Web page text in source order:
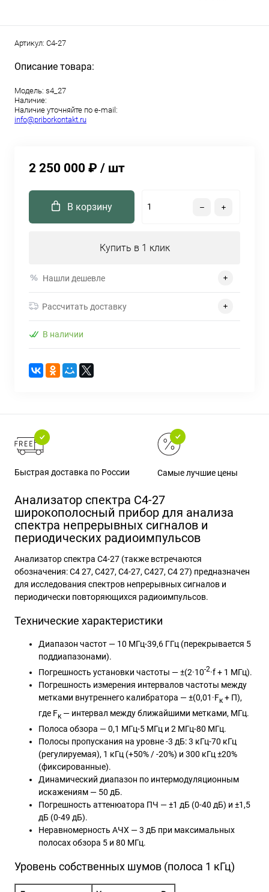
Артикул: С4-27
Описание товара:
Модель: s4_27
Наличие:
Наличие уточняйте по e-mail:
info@priborkontakt.ru
2 250 000 ₽ / шт
В корзину
Купить в 1 клик
Нашли дешевле
Рассчитать доставку
В наличии
Быстрая доставка по России Самые лучшие цены
Анализатор спектра С4-27
широкополосный прибор для анализа
спектра непрерывных сигналов и
периодических радиоимпульсов
Анализатор спектра С4-27 (также встречаются
обозначения: С4 27, С427, C4-27, C427, C4 27) предназначен
для исследования спектров непрерывных сигналов и
периодически повторяющихся радиоимпульсов.
Технические характеристики
Диапазон частот — 10 МГц-39,6 ГГц (перекрывается 5
поддиапазонами).
Погрешность установки частоты — ±(2·10-2·f + 1 МГц).
Погрешность измерения интервалов частоты между
метками внутреннего калибратора — ±(0,01·Fк + П),
где Fк — интервал между ближайшими метками, МГц.
Полоса обзора — 0,1 МГц-5 МГц и 2 МГц-80 МГц.
Полосы пропускания на уровне -3 дБ: 3 кГц-70 кГц
(регулируемая), 1 кГц (+50% / -20%) и 300 кГц ±20%
(фиксированные).
Динамический диапазон по интермодуляционным
искажениям — 50 дБ.
Погрешность аттенюатора ПЧ — ±1 дБ (0-40 дБ) и ±1,5
дБ (0-49 дБ).
Неравномерность АЧХ — 3 дБ при максимальных
полосах обзора 5 и 80 МГц.
Уровень собственных шумов (полоса 1 кГц)